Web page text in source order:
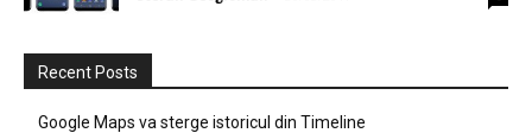
Recent Posts
Google Maps va sterge istoricul din Timeline